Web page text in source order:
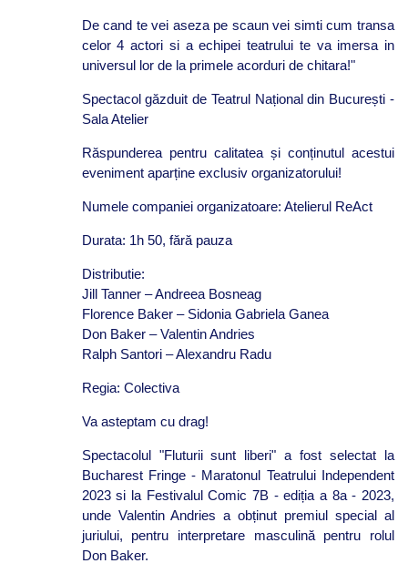
De cand te vei aseza pe scaun vei simti cum transa
celor 4 actori si a echipei teatrului te va imersa in
universul lor de la primele acorduri de chitara!"
Spectacol găzduit de Teatrul Național din București -
Sala Atelier
Răspunderea pentru calitatea și conținutul acestui
eveniment aparține exclusiv organizatorului!
Numele companiei organizatoare: Atelierul ReAct
Durata: 1h 50, fără pauza
Distributie:
Jill Tanner – Andreea Bosneag
Florence Baker – Sidonia Gabriela Ganea
Don Baker – Valentin Andries
Ralph Santori – Alexandru Radu
Regia: Colectiva
Va asteptam cu drag!
Spectacolul "Fluturii sunt liberi" a fost selectat la
Bucharest Fringe - Maratonul Teatrului Independent
2023 si la Festivalul Comic 7B - ediția a 8a - 2023,
unde Valentin Andries a obținut premiul special al
juriului, pentru interpretare masculină pentru rolul
Don Baker.